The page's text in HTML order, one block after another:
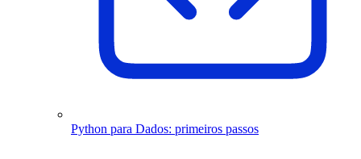
Python para Dados: primeiros passos